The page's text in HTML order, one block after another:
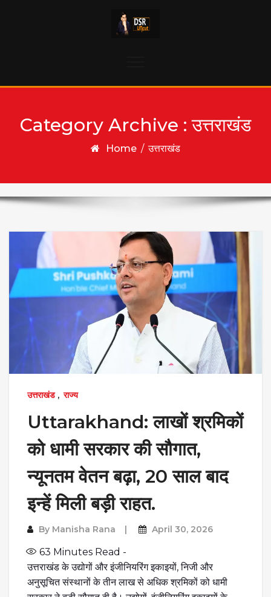
Category Archive : उत्तराखंड
Home / उत्तराखंड
उत्तराखंड, राज्य
Uttarakhand: लाखों श्रमिकों
को धामी सरकार की सौगात,
न्यूनतम वेतन बढ़ा, 20 साल बाद
इन्हें मिली बड़ी राहत.
By Manisha Rana April 30, 2026
63 Minutes Read -
उत्तराखंड के उद्योगों और इंजीनियरिंग इकाइयों, निजी और
अनुसूचित संस्थानों के तीन लाख से अधिक श्रमिकों को धामी